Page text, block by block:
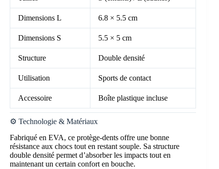
Dimensions L 6.8 × 5.5 cm
Dimensions S 5.5 × 5 cm
Structure Double densité
Utilisation Sports de contact
Accessoire Boîte plastique incluse
⚙️ Technologie & Matériaux
Fabriqué en EVA, ce protège-dents offre une bonne
résistance aux chocs tout en restant souple. Sa structure
double densité permet d’absorber les impacts tout en
maintenant un certain confort en bouche.